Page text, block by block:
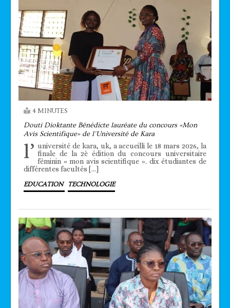
4 MINUTES
Douti Dioktante Bénédicte lauréate du concours «Mon
Avis Scientifique» de l’Université de Kara
l’ université de kara, uk, a accueilli le 18 mars 2026, la
finale de la 2è édition du concours universitaire
féminin « mon avis scientifique ». dix étudiantes de
différentes facultés […]
EDUCATION TECHNOLOGIE